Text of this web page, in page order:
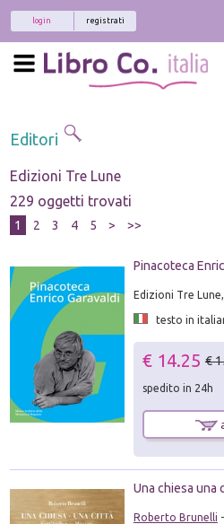
registrati
login
Editori
Edizioni Tre Lune
229 oggetti trovati
1 2 3 4 5 > >>
Pinacoteca
Edizioni Tre
testo in
€ 14.25 €
spedito in 24h
Una chiesa una
Roberto Brunelli